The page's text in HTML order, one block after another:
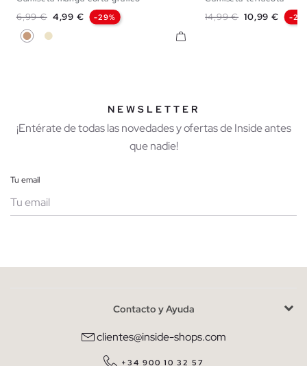
Precio base
6,99 € Precio
4,99 € -29%
Marrón Claro
Arena
Precio base
14,99 € Precio
10,99 € -
NEWSLETTER
¡Entérate de todas las novedades y ofertas de Inside antes
que nadie!
Tu email
He leído y entiendo lapolítica de privacidad
QUIERO SUSCRIBIRME
Contacto y Ayuda
clientes@inside-shops.com
+34 900 10 32 57